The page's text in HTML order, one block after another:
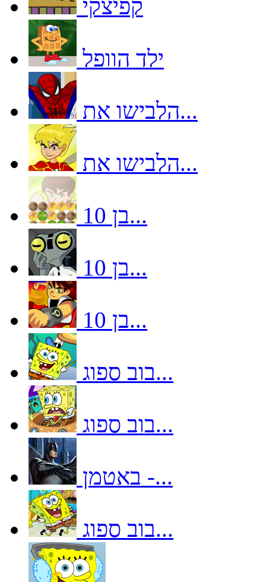
קפיצקי
ילד הוופל
הלבישו את...
הלבישו את...
בן 10...
בן 10...
בן 10...
בוב ספוג...
בוב ספוג...
באטמן -...
בוב ספוג...